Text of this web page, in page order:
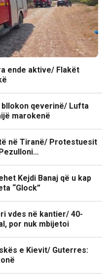
ende aktive/ Flakët
bllokon qeverinë/ Lufta
marokenë
në Tiranë/ Protestuesit
Kejdi Banaj që u kap
“Glock”
vdes në kantier/ 40-
por nuk mbijetoi
e Kievit/ Guterres: